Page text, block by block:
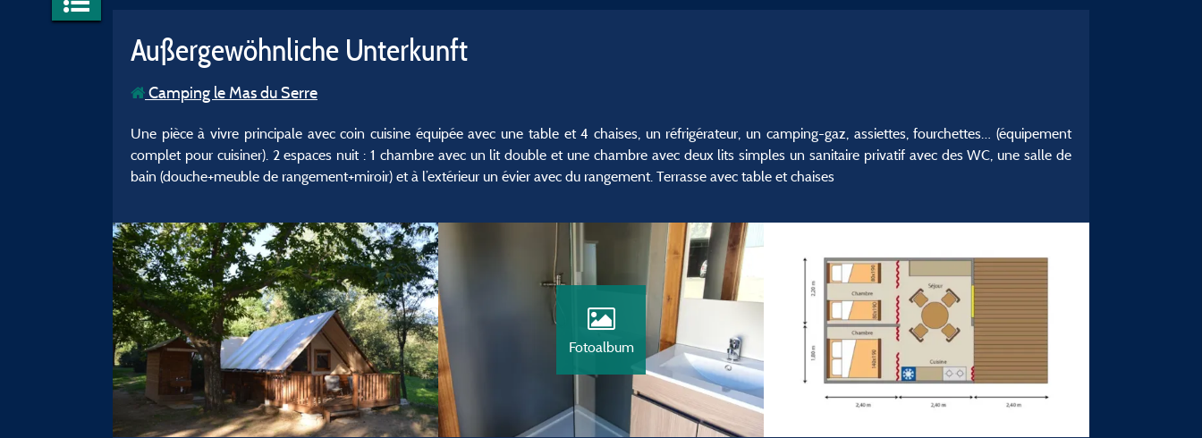
Außergewöhnliche Unterkunft
Camping le Mas du Serre
Une pièce à vivre principale avec coin cuisine équipée avec une table et 4 chaises, un réfrigérateur, un camping-gaz, assiettes, fourchettes… (équipement
complet pour cuisiner). 2 espaces nuit : 1 chambre avec un lit double et une chambre avec deux lits simples un sanitaire privatif avec des WC, une salle de
bain (douche+meuble de rangement+miroir) et à l’extérieur un évier avec du rangement. Terrasse avec table et chaises
Fotoalbum